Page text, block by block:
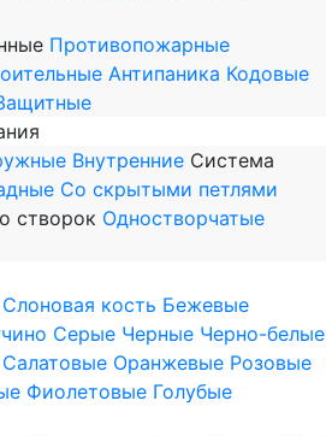
Противопожарные
Антипаника Кодовые
Внутренние Система
Со скрытыми петлями
створок Одностворчатые
Слоновая кость Бежевые
Серые Черные Черно-белые
Салатовые Оранжевые Розовые
Фиолетовые Голубые